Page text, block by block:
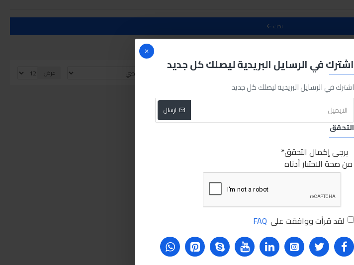
اشترك في الرسايل البريدية ليصلك كل جديد
اشترك في الرسايل البريدية ليصلك كل جديد
ارسال
التحقق
يرجى إكمال التحقق
من صحة الاختبار أدناه
لقد قرأت ووافقت على FAQ
بحث
الفرز بواسطة: عرض: